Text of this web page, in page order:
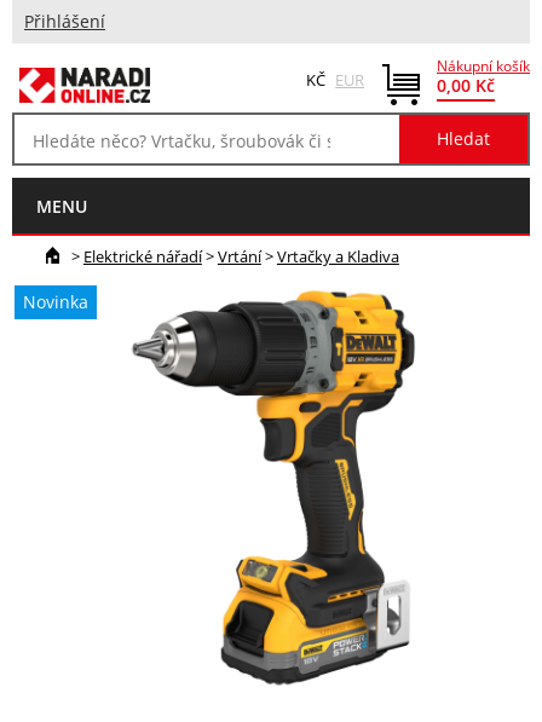
Přihlášení
Nákupní košík
0,00 Kč
KČ EUR
MENU
> Elektrické nářadí>Vrtání>Vrtačky a Kladiva
Novinka